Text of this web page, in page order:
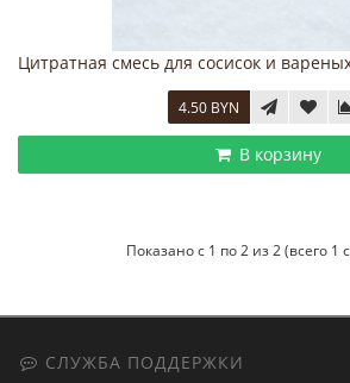
Цитратная смесь для сосисок и вареных
4.50 BYN
В корзину
Показано с 1 по 2 из 2 (всего 1
СЛУЖБА ПОДДЕРЖКИ